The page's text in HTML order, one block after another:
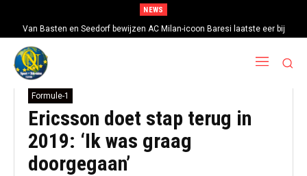
NEWS
Van Basten en Seedorf bewijzen AC Milan-icoon Baresi laatste eer bij
uitvaartdienst in Milaan
Formule-1
Ericsson doet stap terug in
2019: ‘Ik was graag
doorgegaan’